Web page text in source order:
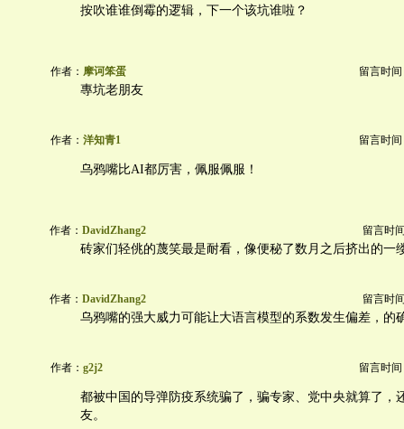
按吹谁谁倒霉的逻辑，下一个该坑谁啦？
作者： 摩诃笨蛋 留言时间
專坑老朋友
作者： 洋知青1 留言时间
乌鸦嘴比AI都厉害，佩服佩服！
作者： DavidZhang2 留言时
砖家们轻佻的蔑笑最是耐看，像便秘了数月之后挤出的一
作者： DavidZhang2 留言时
乌鸦嘴的强大威力可能让大语言模型的系数发生偏差，的
作者： g2j2 留言时间
都被中国的导弹防疫系统骗了，骗专家、党中央就算了，
友。